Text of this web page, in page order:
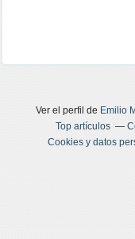
Ver el perfil de Emilio
Top artículos
Cookies y datos